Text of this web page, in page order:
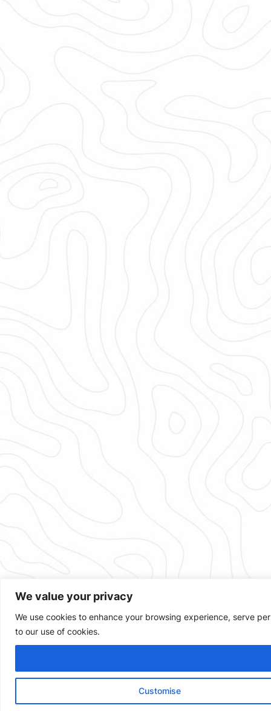
We value your privacy
We use cookies to enhance your browsing experience, serve
to our use of cookies.
Customise